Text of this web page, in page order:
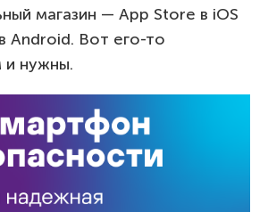
магазин — App Store в iOS
Android. Вот его-то
и нужны.